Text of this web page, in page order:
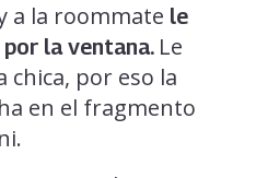
a la roommate le
la ventana. Le
chica, por eso la
en el fragmento